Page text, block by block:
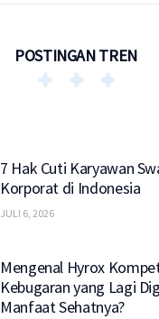
POSTINGAN TREN
7 Hak Cuti Karyawan
Korporat di Indonesia
JULI 6, 2026
Mengenal Hyrox
Kebugaran yang Lagi
Manfaat Sehatnya?